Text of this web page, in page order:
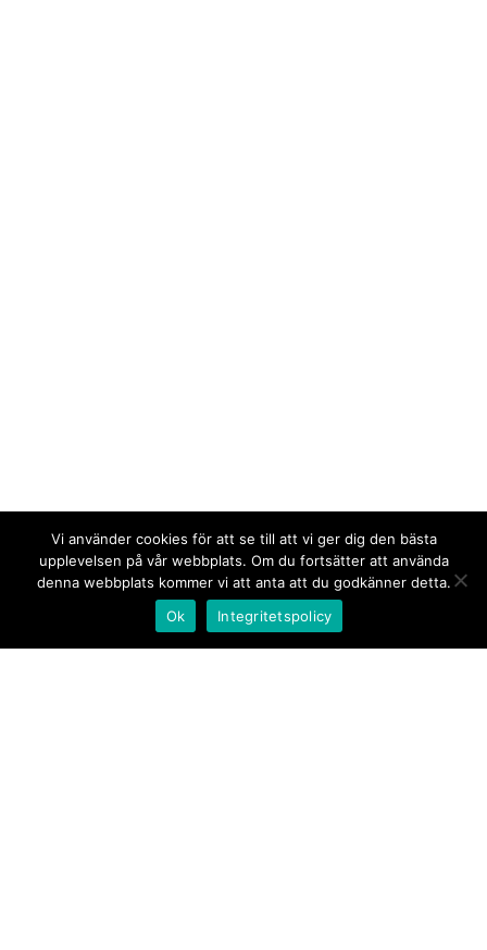
Vi använder cookies för att se till att vi ger dig den bästa
upplevelsen på vår webbplats. Om du fortsätter att använda
denna webbplats kommer vi att anta att du godkänner detta.
Ok
Integritetspolicy